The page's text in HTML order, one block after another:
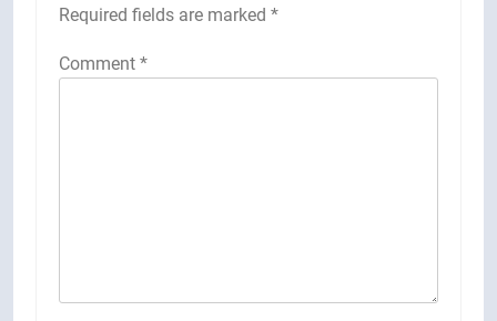
Required fields are marked *
Comment *